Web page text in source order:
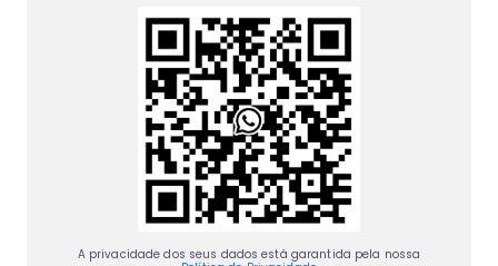
A privacidade dos seus dados está garantida pela nossa